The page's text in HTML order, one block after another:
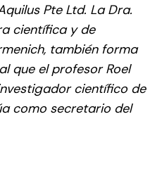
Pte Ltd. La Dra.
científica y de
también forma
que el profesor Roel
científico de
como secretario del